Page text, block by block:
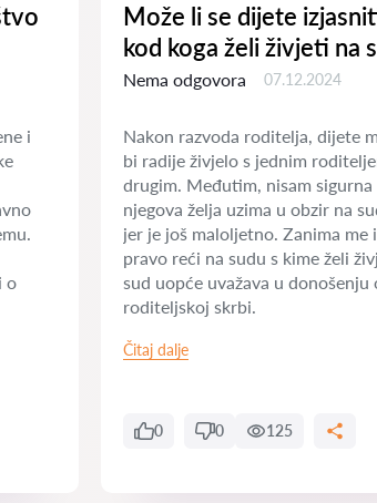
i
o
Može li se dijete
kod koga želi živjeti na
Nema odgovora 07.12.2024
Nakon razvoda roditelja, dijete
bi radije živjelo s jednim
drugim. Međutim, nisam sigurna
njegova želja uzima u obzir na
jer je još maloljetno. Zanima me
pravo reći na sudu s kime želi
sud uopće uvažava u donošenju
roditeljskoj skrbi.
Čitaj dalje
0 0 125